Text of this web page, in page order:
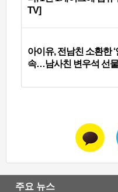
TV]
아이유, 전남친 소환한
속…남사친 변우석 선물
주요 뉴스